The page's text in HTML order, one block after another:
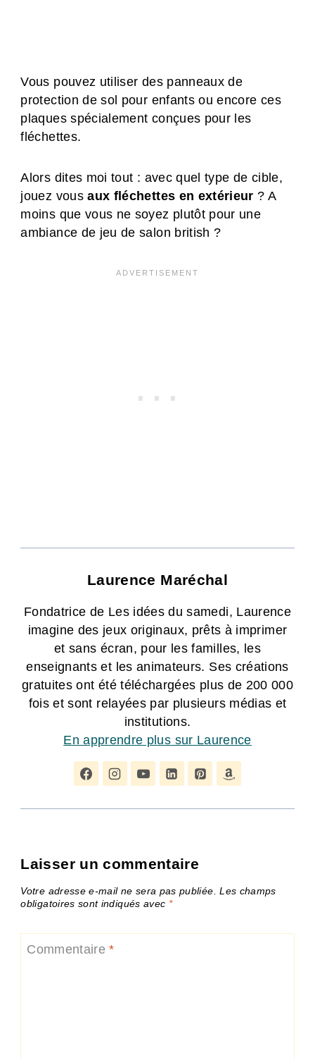
Vous pouvez utiliser des panneaux de
protection de sol pour enfants ou encore ces
plaques spécialement conçues pour les
fléchettes.
Alors dites moi tout : avec quel type de cible,
jouez vousaux fléchettes en extérieur ? A
moins que vous ne soyez plutôt pour une
ambiance de jeu de salon british ?
Laurence Maréchal
Fondatrice de Les idées du samedi, Laurence
imagine des jeux originaux, prêts à imprimer
et sans écran, pour les familles, les
enseignants et les animateurs. Ses créations
gratuites ont été téléchargées plus de 200 000
fois et sont relayées par plusieurs médias et
institutions.
En apprendre plus sur Laurence
Laisser un commentaire
Votre adresse e-mail ne sera pas publiée. Les champs
obligatoires sont indiqués avec *
Commentaire*